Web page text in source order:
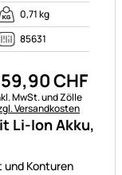
Li-Ion Akku,
und Konturen
0,71 kg
85631
,90CHF
MwSt. und Zölle
Versandkosten